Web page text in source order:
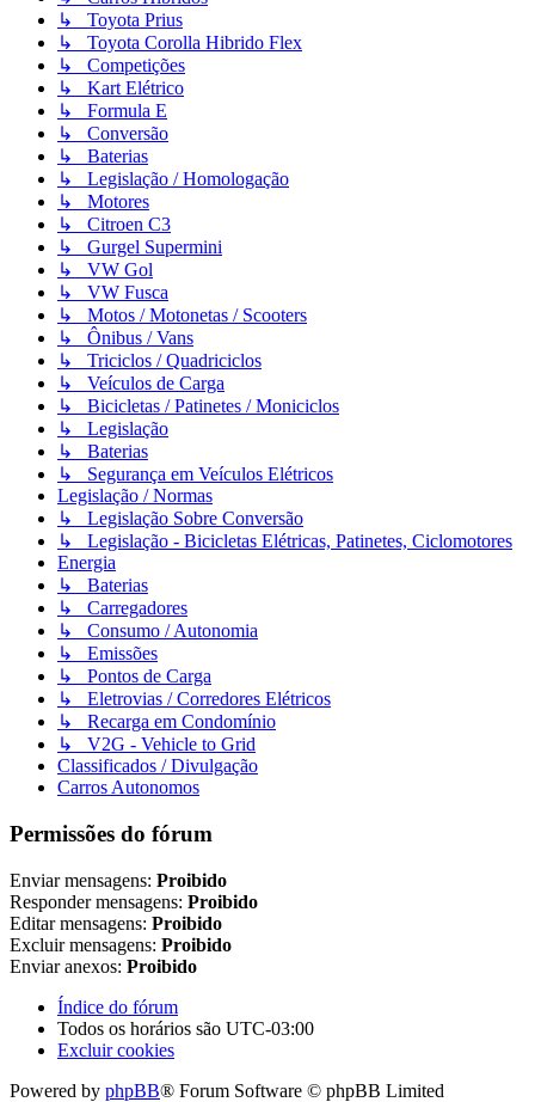
↳ Toyota Prius
↳ Toyota Corolla Hibrido Flex
↳ Competições
↳ Kart Elétrico
↳ Formula E
↳ Conversão
↳ Baterias
↳ Legislação / Homologação
↳ Motores
↳ Citroen C3
↳ Gurgel Supermini
↳ VW Gol
↳ VW Fusca
↳ Motos / Motonetas / Scooters
↳ Ônibus / Vans
↳ Triciclos / Quadriciclos
↳ Veículos de Carga
↳ Bicicletas / Patinetes / Moniciclos
↳ Legislação
↳ Baterias
↳ Segurança em Veículos Elétricos
Legislação / Normas
↳ Legislação Sobre Conversão
↳ Legislação - Bicicletas Elétricas, Patinetes, Ciclomotores
Energia
↳ Baterias
↳ Carregadores
↳ Consumo / Autonomia
↳ Emissões
↳ Pontos de Carga
↳ Eletrovias / Corredores Elétricos
↳ Recarga em Condomínio
↳ V2G - Vehicle to Grid
Classificados / Divulgação
Carros Autonomos
Permissões do fórum
Enviar mensagens: Proibido
Responder mensagens: Proibido
Editar mensagens: Proibido
Excluir mensagens: Proibido
Enviar anexos: Proibido
Índice do fórum
Todos os horários são UTC-03:00
Excluir cookies
Powered by phpBB® Forum Software © phpBB Limited